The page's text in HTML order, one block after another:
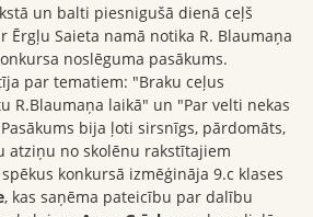
un balti piesnigušā dienā ceļš
Ērgļu Saieta namā notika R. Blaumaņa
noslēguma pasākums.
par tematiem: "Braku ceļus
R.Blaumaņa laikā" un "Par velti nekas
bija ļoti sirsnīgs, pārdomāts,
atziņu no skolēnu rakstītajiem
konkursā izmēģināja 9.c klases
, kas saņēma pateicību par dalību